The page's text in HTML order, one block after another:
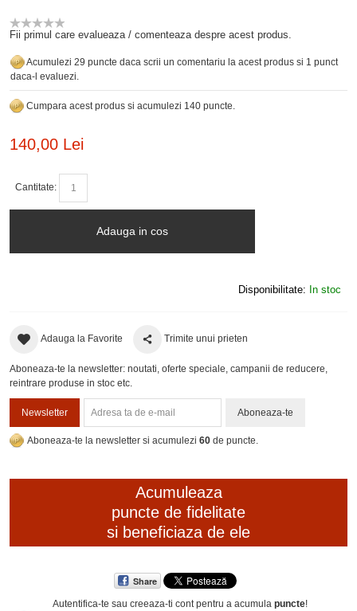
Fii primul care evalueaza / comenteaza despre acest produs.
Acumulezi 29 puncte daca scrii un comentariu la acest produs si 1 punct
daca-l evaluezi.
Cumpara acest produs si acumulezi 140 puncte.
140,00 Lei
Cantitate:
Adauga in cos
Disponibilitate: In stoc
Adauga la Favorite Trimite unui prieten
Aboneaza-te la newsletter: noutati, oferte speciale, campanii de reducere,
reintrare produse in stoc etc.
Newsletter Aboneaza-te
Aboneaza-te la newsletter si acumulezi 60 de puncte.
Acumuleaza
puncte de fidelitate
si beneficiaza de ele
Share
Autentifica-te sau creeaza-ti contpentru a acumula puncte!